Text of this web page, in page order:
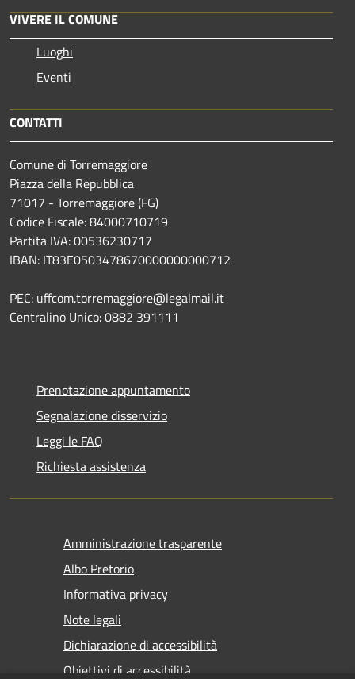
VIVERE IL COMUNE
Luoghi
Eventi
CONTATTI
Comune di Torremaggiore
Piazza della Repubblica
71017 - Torremaggiore (FG)
Codice Fiscale: 84000710719
Partita IVA: 00536230717
IBAN: IT83E0503478670000000000712
PEC: uffcom.torremaggiore@legalmail.it
Centralino Unico: 0882 391111
Prenotazione appuntamento
Segnalazione disservizio
Leggi le FAQ
Richiesta assistenza
Amministrazione trasparente
Albo Pretorio
Informativa privacy
Note legali
Dichiarazione di accessibilità
Obiettivi di accessibilità